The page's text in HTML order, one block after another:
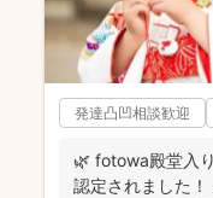
発達凸凹相談歓迎
🌿 fotowa殿堂入
認定されました